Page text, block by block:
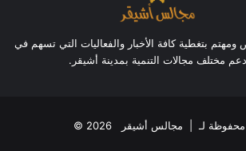
بتغطية كافة الأخبار والفعاليات التي تسهم في
دعم مختلف مجالات التنمية بمدينة أشيقر.
محفوظة لـ | مجالس أشيقر